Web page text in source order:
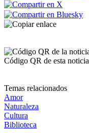
Código QR de esta noticia
Temas relacionados
Amor
Naturaleza
Cultura
Biblioteca